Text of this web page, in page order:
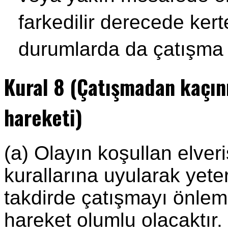
farkedilir derecede
durumlarda da
Kural 8 (Çatışmadan
hareketi)
(a) Olayın koşullan
kurallarına uyularak
takdirde çatışmayı
hareket olumlu olacaktır.